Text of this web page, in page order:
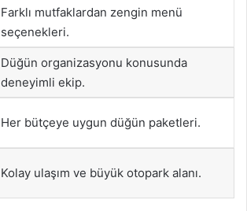
Farklı mutfaklardan zengin menü
seçenekleri.
Düğün organizasyonu konusunda
deneyimli ekip.
Her bütçeye uygun düğün paketleri.
Kolay ulaşım ve büyük otopark alanı.